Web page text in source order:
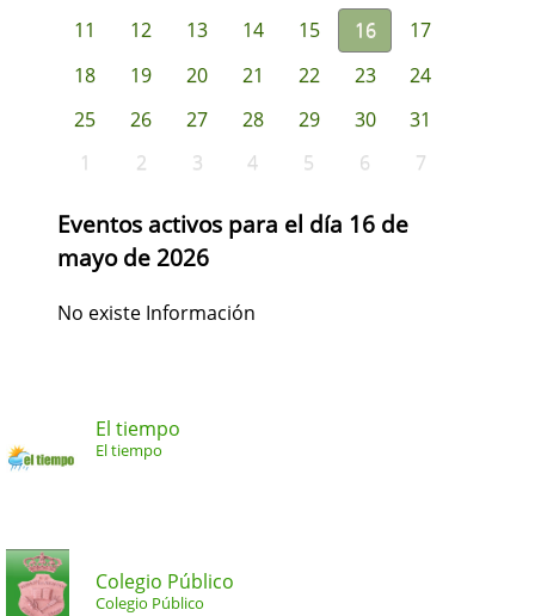
11
12 13 14 15 16
17
18
19 20 21 22 23
24
25
26 27 28 29 30
31
1
2 3 4 5 6 7
Eventos activos para el día 16 de
mayo de 2026
No existe Información
El tiempo
El tiempo
Colegio Público
Colegio Público